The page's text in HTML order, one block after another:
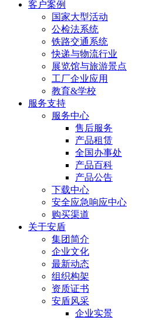
客户案例
国家大型活动
公检法系统
铁路交通系统
快递与物流行业
展览馆与旅游景点
工厂企业应用
教育&学校
服务支持
服务中心
售后服务
产品租赁
全国办事处
产品百科
产品公告
下载中心
安全应急响应中心
购买渠道
关于安盾
集团简介
企业文化
最新动态
组织构架
资质证书
安盾风采
企业实景